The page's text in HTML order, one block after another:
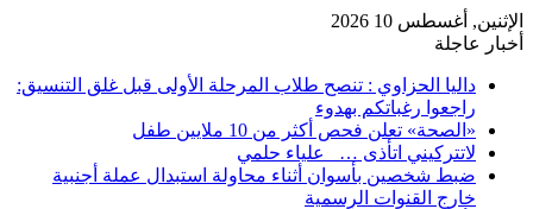
الإثنين, أغسطس 10 2026
أخبار عاجلة
داليا الحزاوي : تنصح طلاب المرحلة الأولى قبل غلق التنسيق:
راجعوا رغباتكم بهدوء
«الصحة» تعلن فحص أكثر من 10 ملايين طفل
لاتتركيني اتأذى … علياء حلمي
ضبط شخصين بأسوان أثناء محاولة استبدال عملة أجنبية
خارج القنوات الرسمية